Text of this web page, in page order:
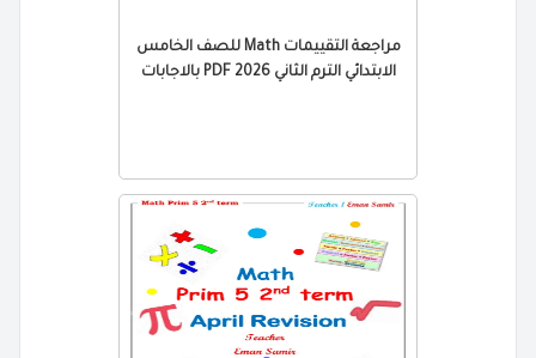
مراجعة التقييمات Math للصف الخامس
الابتدائي الترم الثاني 2026 PDF بالاجابات